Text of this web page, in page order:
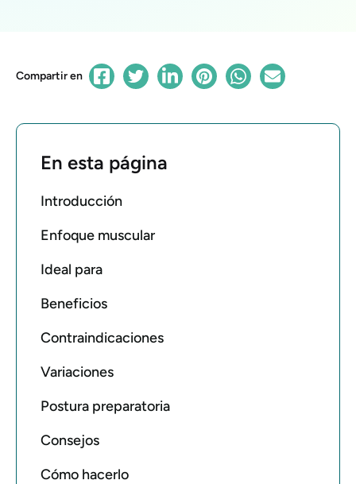
Compartir en
En esta página
Introducción
Enfoque muscular
Ideal para
Beneficios
Contraindicaciones
Variaciones
Postura preparatoria
Consejos
Cómo hacerlo